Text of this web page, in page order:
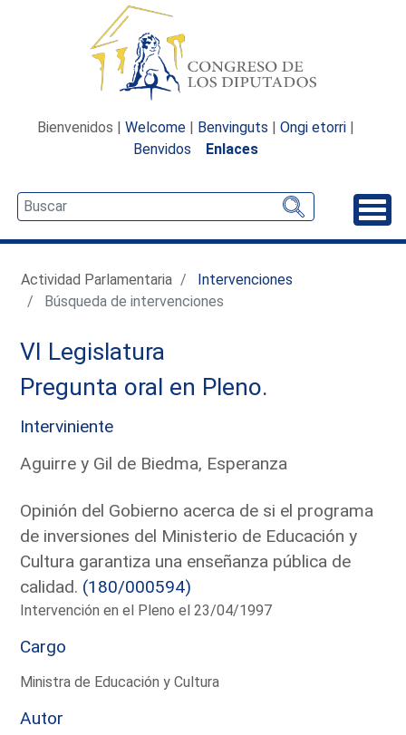
Bienvenidos | Welcome | Benvinguts | Ongi etorri |
Benvidos
Enlaces
Actividad Parlamentaria
Intervenciones
Búsqueda de intervenciones
VI Legislatura
Pregunta oral en Pleno.
Interviniente
Aguirre y Gil de Biedma, Esperanza
Opinión del Gobierno acerca de si el programa
de inversiones del Ministerio de Educación y
Cultura garantiza una enseñanza pública de
calidad. (180/000594)
Intervención en el Pleno el 23/04/1997
Cargo
Ministra de Educación y Cultura
Autor